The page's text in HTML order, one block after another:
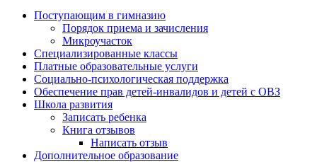
Поступающим в гимназию
Порядок приема и зачисления
Микроучасток
Специализированные классы
Платные образовательные услуги
Социально-психологическая поддержка
Обеспечение прав детей-инвалидов и детей с ОВЗ
Школа развития
Записать ребенка
Книга отзывов
Написать отзыв
Дополнительное образование